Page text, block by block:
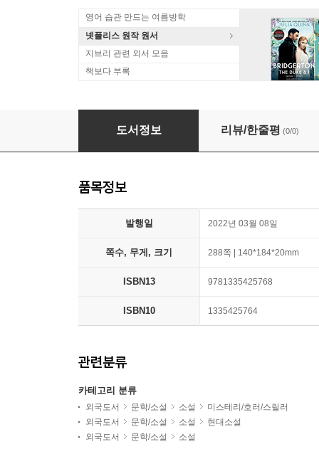
영어 습관 만드는 여름방학
넷플리스 원작 원서
지브리 관련 외서 모음
책보다 부록
The Old Woman with the Knife
도서정보 리뷰/한줄평 (0/0)
품목정보
발행일 2022년 03월 08일
쪽수, 무게, 크기 288쪽 | 140*184*20mm
ISBN13 9781335425768
ISBN10 1335425764
관련분류
카테고리 분류
외국도서 문학/소설 소설
미스테리/호러/스릴러
외국도서
문학/소설 소설
현대소설
외국도서
문학/소설 소설